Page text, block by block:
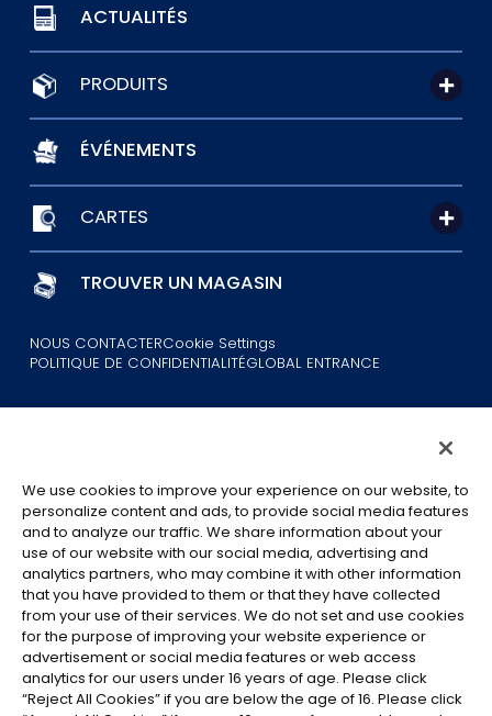
ACTUALITÉS
PRODUITS
ÉVÉNEMENTS
CARTES
TROUVER UN MAGASIN
NOUS CONTACTERCookie Settings
POLITIQUE DE CONFIDENTIALITÉGLOBAL ENTRANCE
©Eiichiro Oda/Shueisha
©Eiichiro Oda/Shueisha, Toei Animation
Toutes les images, textes et données de ce site web ne peuvent être
reproduits sans autorisation.
Veuillez noter que les images utilisées sur ce site peuvent différer du
produit final, car celui-ci est encore en cours de développement.
*Apple et le logo Apple sont des marques commerciales d'Apple
We use cookies to improve your experience on our website, to
personalize content and ads, to provide social media features
and to analyze our traffic. We share information about your
use of our website with our social media, advertising and
analytics partners, who may combine it with other information
that you have provided to them or that they have collected
from your use of their services. We do not set and use cookies
for the purpose of improving your website experience or
advertisement or social media features or web access
analytics for our users under 16 years of age. Please click
“Reject All Cookies” if you are below the age of 16. Please click